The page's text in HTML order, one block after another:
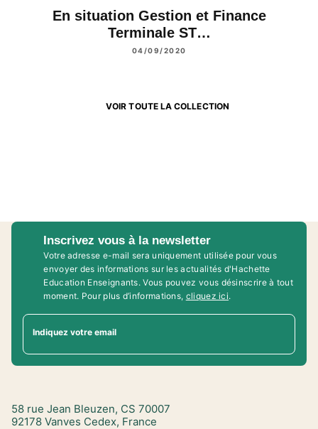
En situation Gestion et Finance
Terminale ST…
04/09/2020
VOIR TOUTE LA COLLECTION
Inscrivez vous à la newsletter
Votre adresse e-mail sera uniquement utilisée pour vous
envoyer des informations sur les actualités d'Hachette
Education Enseignants. Vous pouvez vous désinscrire à tout
moment. Pour plus d’informations, cliquez ici.
Indiquez votre email
58 rue Jean Bleuzen, CS 70007
92178 Vanves Cedex, France